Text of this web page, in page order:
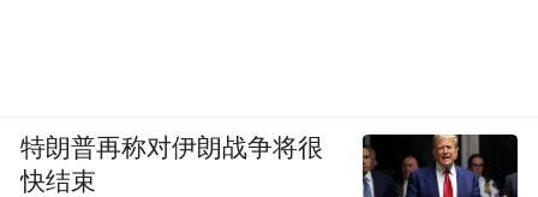
特朗普再称对伊朗战争将很
快结束